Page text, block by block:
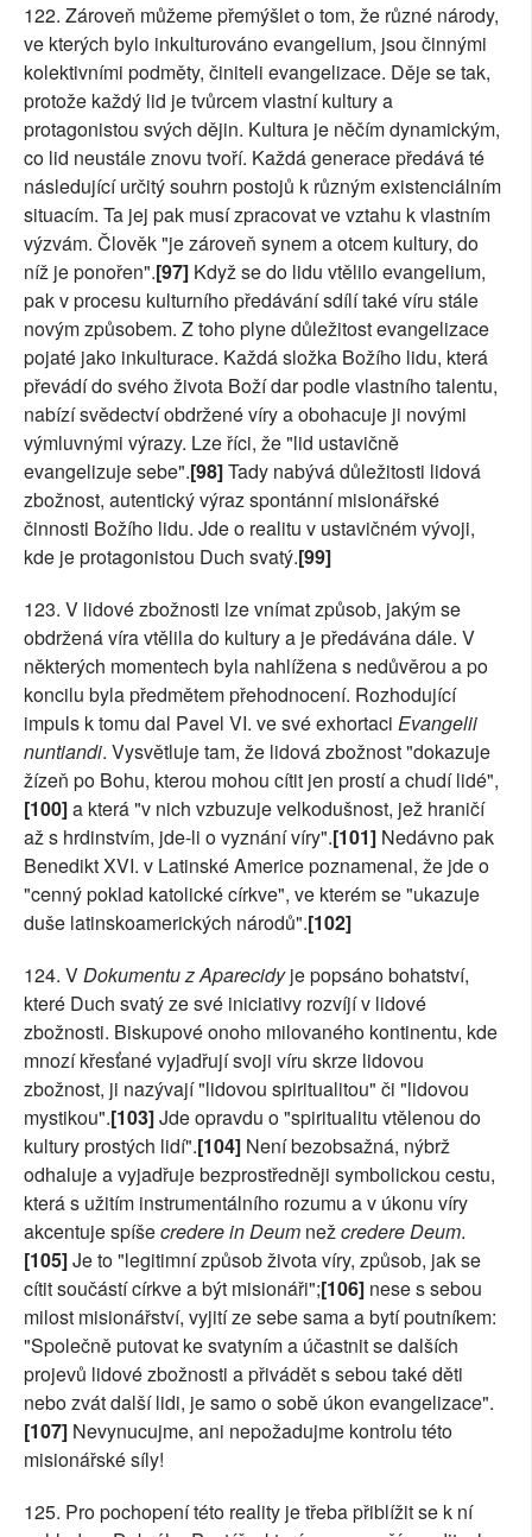
122. Zároveň můžeme přemýšlet o tom, že různé národy,
ve kterých bylo inkulturováno evangelium, jsou činnými
kolektivními podměty, činiteli evangelizace. Děje se tak,
protože každý lid je tvůrcem vlastní kultury a
protagonistou svých dějin. Kultura je něčím dynamickým,
co lid neustále znovu tvoří. Každá generace předává té
následující určitý souhrn postojů k různým existenciálním
situacím. Ta jej pak musí zpracovat ve vztahu k vlastním
výzvám. Člověk "je zároveň synem a otcem kultury, do
níž je ponořen".[97] Když se do lidu vtělilo evangelium,
pak v procesu kulturního předávání sdílí také víru stále
novým způsobem. Z toho plyne důležitost evangelizace
pojaté jako inkulturace. Každá složka Božího lidu, která
převádí do svého života Boží dar podle vlastního talentu,
nabízí svědectví obdržené víry a obohacuje ji novými
výmluvnými výrazy. Lze říci, že "lid ustavičně
evangelizuje sebe".[98]Tady nabývá důležitosti lidová
zbožnost, autentický výraz spontánní misionářské
činnosti Božího lidu. Jde o realitu v ustavičném vývoji,
kde je protagonistou Duch svatý.[99]
123. V lidové zbožnosti lze vnímat způsob, jakým se
obdržená víra vtělila do kultury a je předávána dále. V
některých momentech byla nahlížena s nedůvěrou a po
koncilu byla předmětem přehodnocení. Rozhodující
impuls k tomu dal Pavel VI. ve své exhortaci Evangelii
nuntiandi. Vysvětluje tam, že lidová zbožnost "dokazuje
žízeň po Bohu, kterou mohou cítit jen prostí a chudí lidé",
[100]a která "v nich vzbuzuje velkodušnost, jež hraničí
až s hrdinstvím, jde-li o vyznání víry".[101] Nedávno pak
Benedikt XVI. v Latinské Americe poznamenal, že jde o
"cenný poklad katolické církve", ve kterém se "ukazuje
duše latinskoamerických národů".[102]
124. VDokumentu z Aparecidyje popsáno bohatství,
které Duch svatý ze své iniciativy rozvíjí v lidové
zbožnosti. Biskupové onoho milovaného kontinentu, kde
mnozí křesťané vyjadřují svoji víru skrze lidovou
zbožnost, ji nazývají "lidovou spiritualitou" či "lidovou
mystikou".[103]Jde opravdu o "spiritualitu vtělenou do
kultury prostých lidí".[104] Není bezobsažná, nýbrž
odhaluje a vyjadřuje bezprostředněji symbolickou cestu,
která s užitím instrumentálního rozumu a v úkonu víry
akcentuje spíšecredere in Deum nežcredere Deum.
[105]Je to "legitimní způsob života víry, způsob, jak se
cítit součástí církve a být misionáři";[106] nese s sebou
milost misionářství, vyjití ze sebe sama a bytí poutníkem:
"Společně putovat ke svatyním a účastnit se dalších
projevů lidové zbožnosti a přivádět s sebou také děti
nebo zvát další lidi, je samo o sobě úkon evangelizace".
[107] Nevynucujme, ani nepožadujme kontrolu této
misionářské síly!
125. Pro pochopení této reality je třeba přiblížit se k ní